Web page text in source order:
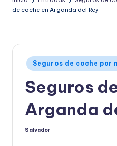
de coche en Arganda del Rey
Publicado
en
Seguros de coche por
Seguros
Arganda
Publicado
Salvador